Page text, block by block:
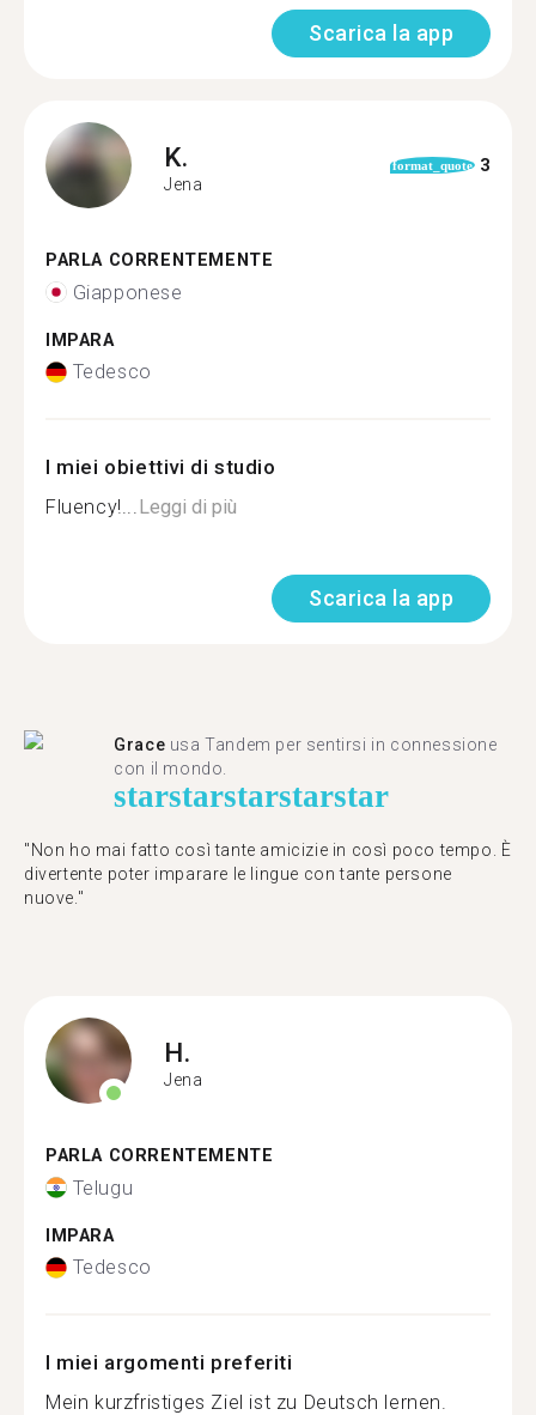
Scarica la app
K.
Jena
format_quote 3
PARLA CORRENTEMENTE
Giapponese
IMPARA
Tedesco
I miei obiettivi di studio
Fluency!...Leggi di più
Scarica la app
Grace usa Tandem per sentirsi in connessione
con il mondo.
starstarstarstarstar
"Non ho mai fatto così tante amicizie in così poco tempo. È
divertente poter imparare le lingue con tante persone
nuove."
H.
Jena
PARLA CORRENTEMENTE
Telugu
IMPARA
Tedesco
I miei argomenti preferiti
Mein kurzfristiges Ziel ist zu Deutsch lernen.